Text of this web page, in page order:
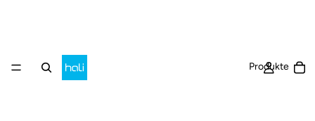
Produkte